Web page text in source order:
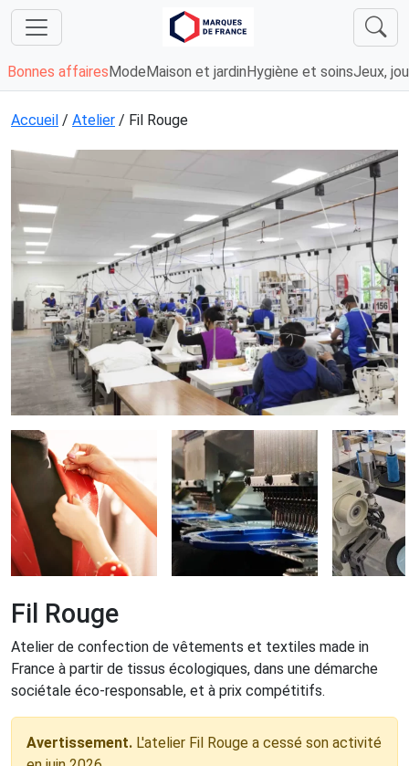
Bonnes affaires Mode Maison et jardin Hygiène et soinsJeux,
Accueil / Atelier / Fil Rouge
Fil Rouge
Atelier de confection de vêtements et textiles made in
France à partir de tissus écologiques, dans une démarche
sociétale éco-responsable, et à prix compétitifs.
Avertissement. L'atelier Fil Rouge a cessé son activité